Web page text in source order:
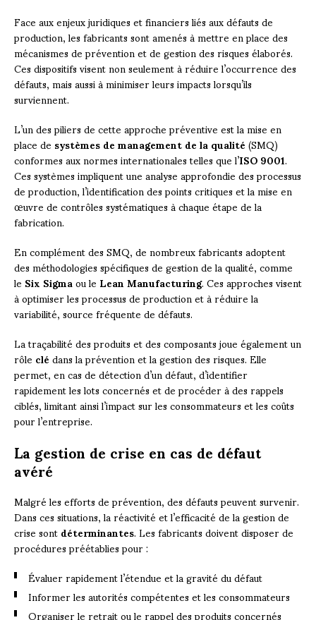
Face aux enjeux juridiques et financiers liés aux défauts de
production, les fabricants sont amenés à mettre en place des
mécanismes de prévention et de gestion des risques élaborés.
Ces dispositifs visent non seulement à réduire l’occurrence des
défauts, mais aussi à minimiser leurs impacts lorsqu’ils
surviennent.
L’un des piliers de cette approche préventive est la mise en
place desystèmes de management de la qualité(SMQ)
conformes aux normes internationales telles que l’ISO 9001.
Ces systèmes impliquent une analyse approfondie des processus
de production, l’identification des points critiques et la mise en
œuvre de contrôles systématiques à chaque étape de la
fabrication.
En complément des SMQ, de nombreux fabricants adoptent
des méthodologies spécifiques de gestion de la qualité, comme
leSix Sigmaou leLean Manufacturing. Ces approches visent
à optimiser les processus de production et à réduire la
variabilité, source fréquente de défauts.
La traçabilité des produits et des composants joue également un
rôleclédans la prévention et la gestion des risques. Elle
permet, en cas de détection d’un défaut, d’identifier
rapidement les lots concernés et de procéder à des rappels
ciblés, limitant ainsi l’impact sur les consommateurs et les coûts
pour l’entreprise.
La gestion de crise en cas de défaut
avéré
Malgré les efforts de prévention, des défauts peuvent survenir.
Dans ces situations, la réactivité et l’efficacité de la gestion de
crise sontdéterminantes. Les fabricants doivent disposer de
procédures préétablies pour :
Évaluer rapidement l’étendue et la gravité du défaut
Informer les autorités compétentes et les consommateurs